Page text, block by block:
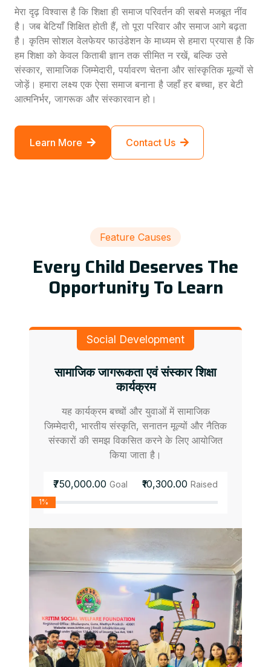
मेरा दृढ़ विश्वास है कि शिक्षा ही समाज परिवर्तन की सबसे मजबूत नींव
है। जब बेटियाँ शिक्षित होती हैं, तो पूरा परिवार और समाज आगे बढ़ता
है। कृतिम सोशल वेलफेयर फाउंडेशन के माध्यम से हमारा प्रयास है कि
हम शिक्षा को केवल किताबी ज्ञान तक सीमित न रखें, बल्कि उसे
संस्कार, सामाजिक जिम्मेदारी, पर्यावरण चेतना और सांस्कृतिक मूल्यों से
जोड़ें। हमारा लक्ष्य एक ऐसा समाज बनाना है जहाँ हर बच्चा, हर बेटी
आत्मनिर्भर, जागरूक और संस्कारवान हो।
Learn More Contact Us
Feature Causes
Every Child Deserves The
Opportunity To Learn
Social Development
सामाजिक जागरूकता एवं संस्कार शिक्षा
कार्यक्रम
यह कार्यक्रम बच्चों और युवाओं में सामाजिक
जिम्मेदारी, भारतीय संस्कृति, सनातन मूल्यों और नैतिक
संस्कारों की समझ विकसित करने के लिए आयोजित
किया जाता है।
₹750,000.00 Goal ₹10,300.00 Raised
1%